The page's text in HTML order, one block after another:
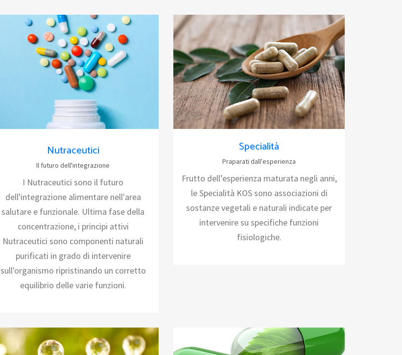
Nutraceutici
Il futuro dell'integrazione
I Nutraceutici sono il futuro
dell'integrazione alimentare nell'area
salutare e funzionale. Ultima fase della
concentrazione, i principi attivi
Nutraceutici sono componenti naturali
purificati in grado di intervenire
sull'organismo ripristinando un corretto
equilibrio delle varie funzioni.
Specialità
Praparati dall'esperienza
Frutto dell’esperienza maturata negli anni,
le Specialità KOS sono associazioni di
sostanze vegetali e naturali indicate per
intervenire su specifiche funzioni
fisiologiche.